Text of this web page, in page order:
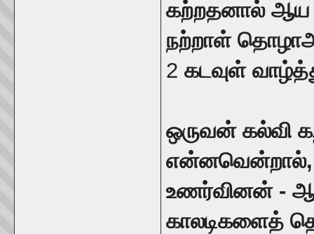
கற்றதனால்
நற்றாள்
2 கடவுள்
ஒருவன் கல்வி
என்னவென்றால்,
உணர்வினன் -
காலடிகளைத்